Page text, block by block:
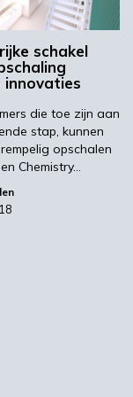
is een
werken
van
labs zijn
we een
wordt de
ons
ook
schakel
innovaties
die toe zijn aan
stap, kunnen
opschalen
Chemistry…